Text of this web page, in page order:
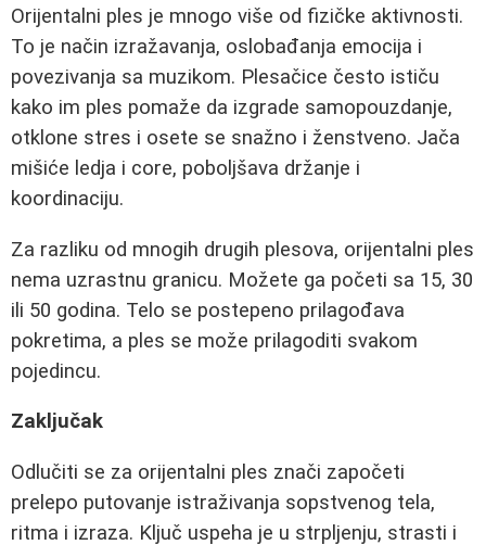
Orijentalni ples je mnogo više od fizičke aktivnosti.
To je način izražavanja, oslobađanja emocija i
povezivanja sa muzikom. Plesačice često ističu
kako im ples pomaže da izgrade samopouzdanje,
otklone stres i osete se snažno i ženstveno. Jača
mišiće ledja i core, poboljšava držanje i
koordinaciju.
Za razliku od mnogih drugih plesova, orijentalni ples
nema uzrastnu granicu. Možete ga početi sa 15, 30
ili 50 godina. Telo se postepeno prilagođava
pokretima, a ples se može prilagoditi svakom
pojedincu.
Zaključak
Odlučiti se za orijentalni ples znači započeti
prelepo putovanje istraživanja sopstvenog tela,
ritma i izraza. Ključ uspeha je u strpljenju, strasti i